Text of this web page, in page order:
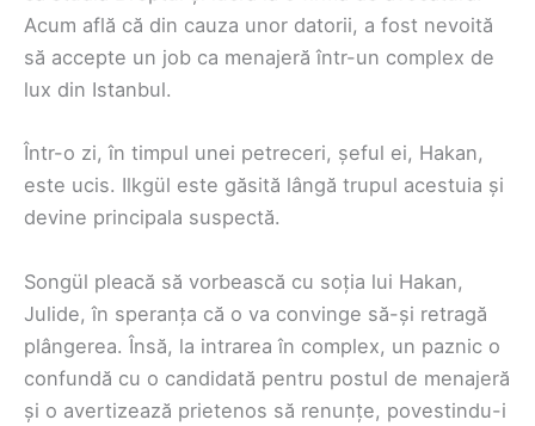
Acum află că din cauza unor datorii, a fost nevoită
să accepte un job ca menajeră într-un complex de
lux din Istanbul.
Într-o zi, în timpul unei petreceri, șeful ei, Hakan,
este ucis. Ilkgül este găsită lângă trupul acestuia și
devine principala suspectă.
Songül pleacă să vorbească cu soția lui Hakan,
Julide, în speranța că o va convinge să-și retragă
plângerea. Însă, la intrarea în complex, un paznic o
confundă cu o candidată pentru postul de menajeră
și o avertizează prietenos să renunțe, povestindu-i